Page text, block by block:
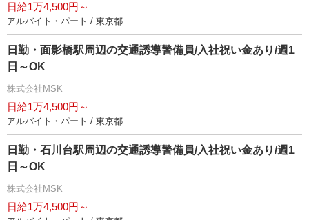
日給1万4,500円～
アルバイト・パート / 東京都
日勤・面影橋駅周辺の交通誘導警備員/入社祝い金あり/週1
日～OK
株式会社MSK
日給1万4,500円～
アルバイト・パート / 東京都
日勤・石川台駅周辺の交通誘導警備員/入社祝い金あり/週1
日～OK
株式会社MSK
日給1万4,500円～